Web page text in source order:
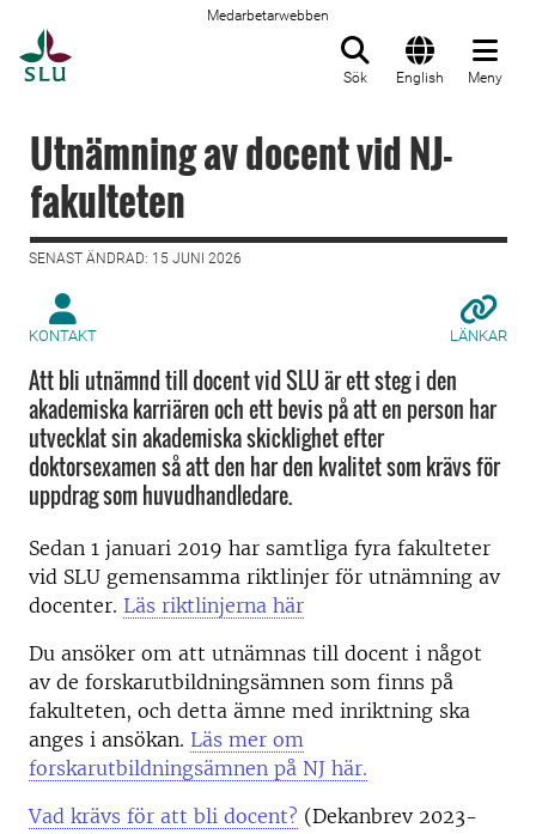
Medarbetarwebben
Sök English Meny
Utnämning av docent vid NJ-
fakulteten
SENAST ÄNDRAD: 15 JUNI 2026
KONTAKT LÄNKAR
Att bli utnämnd till docent vid SLU är ett steg i den
akademiska karriären och ett bevis på att en person har
utvecklat sin akademiska skicklighet efter
doktorsexamen så att den har den kvalitet som krävs för
uppdrag som huvudhandledare.
Sedan 1 januari 2019 har samtliga fyra fakulteter
vid SLU gemensamma riktlinjer för utnämning av
docenter. Läs riktlinjerna här
Du ansöker om att utnämnas till docent i något
av de forskarutbildningsämnen som finns på
fakulteten, och detta ämne med inriktning ska
anges i ansökan. Läs mer om
forskarutbildningsämnen på NJ här.
Vad krävs för att bli docent? (Dekanbrev 2023-